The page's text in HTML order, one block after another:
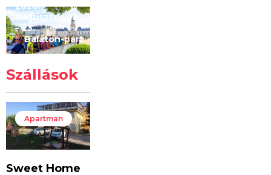
2026.
augusztus 22
– 23.
Balaton-part
Szállások
Apartman
Sweet Home